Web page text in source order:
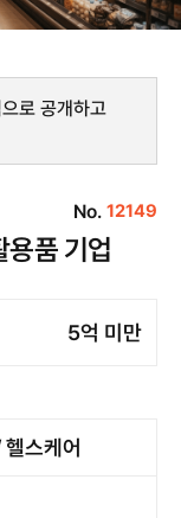
로 공개하고
No. 12149
용품 기업
5억 미만
스케어